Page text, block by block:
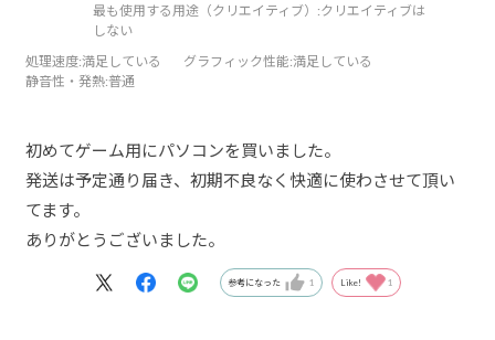
最も使用する用途（クリエイティブ）:クリエイティブは
しない
処理速度:満足している グラフィック性能:満足している
静音性・発熱:普通
初めてゲーム用にパソコンを買いました。
発送は予定通り届き、初期不良なく快適に使わさせて頂い
てます。
ありがとうございました。
参考になった 1 Like! 1